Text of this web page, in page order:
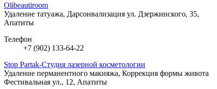
Olibeautiroom
Удаление татуажа, Дарсонвализация ул. Дзержинского, 35,
Апатиты
Телефон
+7 (902) 133-64-22
Stop Partak-Студия лазерной косметологии
Удаление перманентного макияжа, Коррекция формы живота
Фестивальная ул., 12, Апатиты